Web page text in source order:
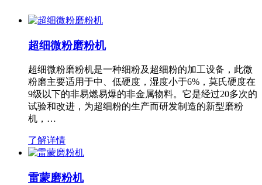
超细微粉磨粉机
超细微粉磨粉机是一种细粉及超细粉的加工设备，此微
粉磨主要适用于中、低硬度，湿度小于6%，莫氏硬度在
9级以下的非易燃易爆的非金属物料。它是经过20多次的
试验和改进，为超细粉的生产而研发制造的新型磨粉
机，…
了解详情
雷蒙磨粉机